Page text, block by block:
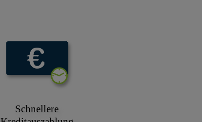
Schnellere